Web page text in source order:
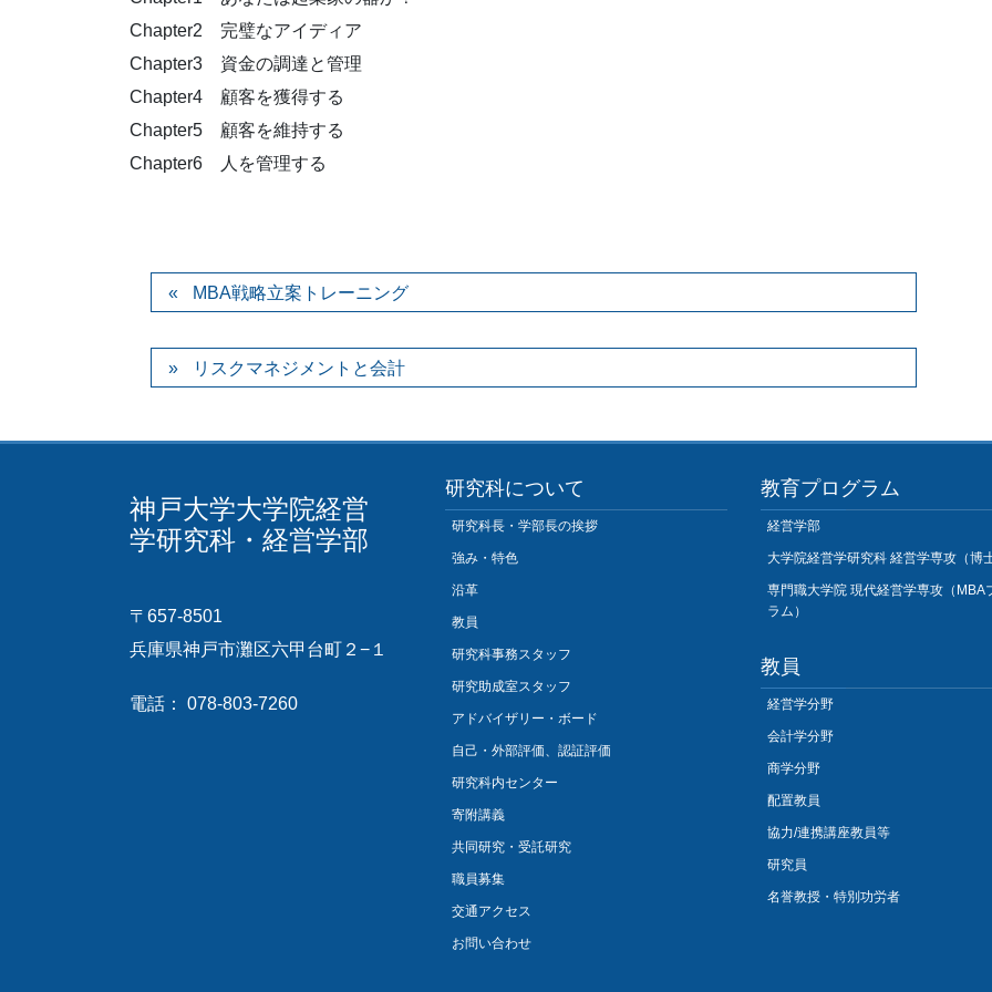
Chapter2 完璧なアイディア
Chapter3 資金の調達と管理
Chapter4 顧客を獲得する
Chapter5 顧客を維持する
Chapter6 人を管理する
MBA戦略立案トレーニング
リスクマネジメントと会計
神戸大学大学院経営
学研究科・経営学部
〒657-8501
兵庫県神戸市灘区六甲台町２−１
電話： 078-803-7260
研究科について
研究科長・学部長の挨拶
強み・特色
沿革
教員
研究科事務スタッフ
研究助成室スタッフ
アドバイザリー・ボード
自己・外部評価、認証評価
研究科内センター
寄附講義
共同研究・受託研究
職員募集
交通アクセス
お問い合わせ
教育プログラム
経営学部
大学院経営学研究科 経営学専攻（博
専門職大学院 現代経営学専攻（MBA
ラム）
教員
経営学分野
会計学分野
商学分野
配置教員
協力/連携講座教員等
研究員
名誉教授・特別功労者